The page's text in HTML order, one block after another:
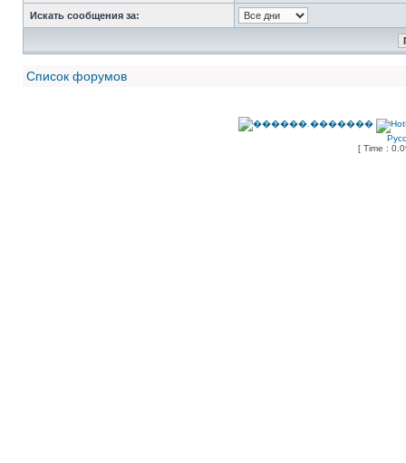
Искать сообщения за:
Список форумов
[ Time :